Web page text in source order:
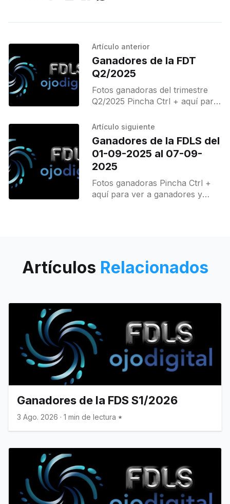
Artículo anterior
Ganadores de la FDT
Q2/2025
Fotos ganadoras del trimestre
Q2/2025 Pincha Ctrl + aquí para
Artículo siguiente
Ganadores de la FDLS del
01-09-2025 al 07-09-
2025
Fotos ganadoras Pincha Ctrl +
aquí para ver a ganadores y
Artículos Relacionados
Ganadores de la FDS S1/2026
3 Ago. 2026 · 1 min de lectura